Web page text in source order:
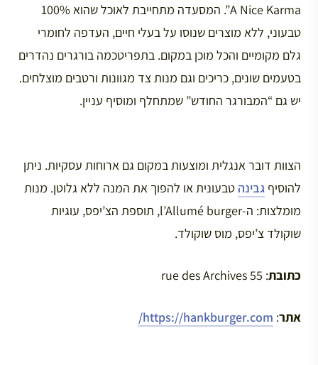
A Nice Karma”. המסעדה מתחייבת לאוכל שהוא 100%
טבעוני, ללא מוצרים שנוסו על בעלי חיים, העדפה לחומרי
גלם מקומיים והכל מוכן במקום. בתפריטכמה בורגרים נהדרים
בטעמים שונים, כריכים וגם מנות צד מגוונות ורטבים מוצלחים.
יש גם “המבורגר החודש” שמתחלף ומוסיף עניין.
הצוות דובר אנגלית ומוצעות במקום גם ארוחות עסקיות. ניתן
להוסיף גבינה טבעונית או להפוך את המנה ללא גלוטן. מנות
מומלצות: ה-l’Allumé burger, תוספת הצ’יפס, עוגיות
שוקולד צ’יפס, מוס שוקולד.
כתובת: 55 rue des Archives
אתר:
https://hankburger.com/